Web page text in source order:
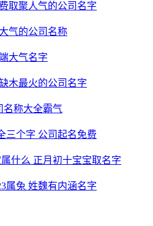
取聚人气的公司名字
气的公司名称
大气名字
木最火的公司名字
名称大全霸气
三个字 公司起名免费
什么 正月初十宝宝取名字
属兔 姓魏有内涵名字